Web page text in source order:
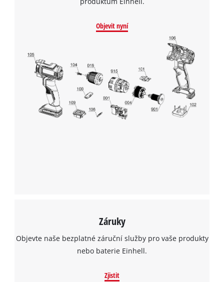
visitor. The website owner needs to setup
the site with their CMP to add this content
to the list of technologies used.
Powered by Usercentrics Consent
Objevit nyní
Záruky
Objevte naše bezplatné záruční služby pro vaše produkty
nebo baterie Einhell.
Zjistit